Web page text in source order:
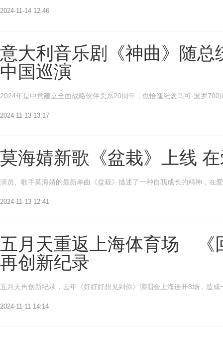
2024-11-14 12:46
意大利音乐剧《神曲》随
中国巡演
2024年是中意建立全面战略伙伴关系20周年，也恰逢纪念马可·波罗
2024-11-13 13:17
莫海婧新歌《盆栽》上线
演员、歌手莫海婧的最新单曲《盆栽》描述了一种自我成长的精神，在
2024-11-13 12:41
五月天重返上海体育场 《
再创新纪录
五月天再创新纪录，去年《好好好想见到你》演唱会上海连开8场，造
2024-11-11 14:14